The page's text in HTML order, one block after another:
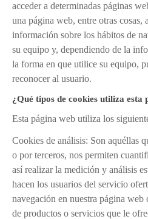
DEP. ORIENTACIÓN
Orientación Educativa
Enseñanza - Aprendizaje
Acción Tutorial
Atención a la diversidad
Orientación Académica y Profesional
PASTORAL
Perfil del alumno
Propuesta Pedagógica
acceder a determinadas páginas
una página web, entre otras cosas,
información sobre los hábitos de
su equipo y, dependiendo de la
la forma en que utilice su equipo,
reconocer al usuario.
¿Qué tipos de cookies utiliza esta
Esta página web utiliza los
Cookies de análisis: Son aquéllas
o por terceros, nos permiten
así realizar la medición y análisis
hacen los usuarios del servicio
navegación en nuestra página
de productos o servicios que le